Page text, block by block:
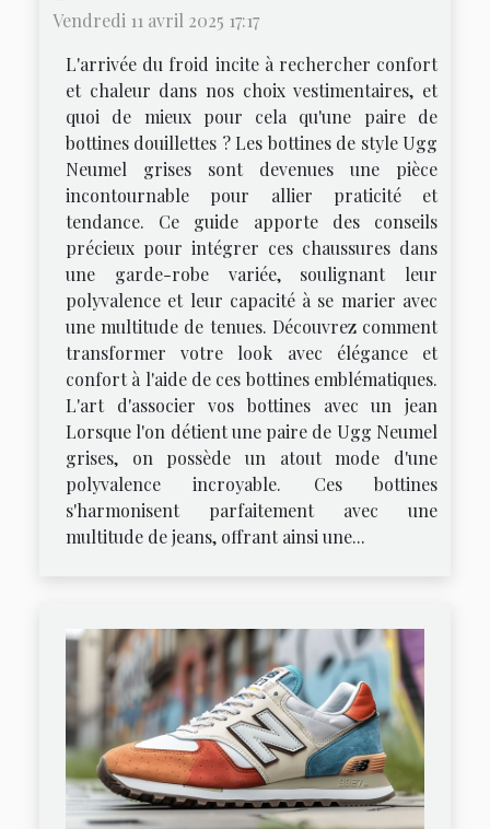
Vendredi 11 avril 2025 17:17
L'arrivée du froid incite à rechercher confort
et chaleur dans nos choix vestimentaires, et
quoi de mieux pour cela qu'une paire de
bottines douillettes ? Les bottines de style Ugg
Neumel grises sont devenues une pièce
incontournable pour allier praticité et
tendance. Ce guide apporte des conseils
précieux pour intégrer ces chaussures dans
une garde-robe variée, soulignant leur
polyvalence et leur capacité à se marier avec
une multitude de tenues. Découvrez comment
transformer votre look avec élégance et
confort à l'aide de ces bottines emblématiques.
L'art d'associer vos bottines avec un jean
Lorsque l'on détient une paire de Ugg Neumel
grises, on possède un atout mode d'une
polyvalence incroyable. Ces bottines
s'harmonisent parfaitement avec une
multitude de jeans, offrant ainsi une...